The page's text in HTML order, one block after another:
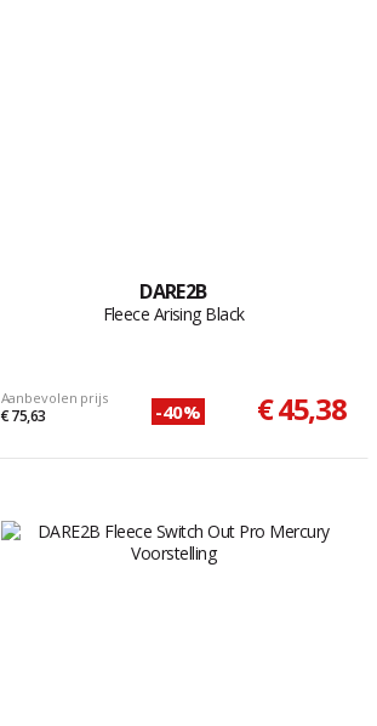
DARE2B
Fleece Arising Black
Aanbevolen prijs
€ 75,63 -40% € 45,38